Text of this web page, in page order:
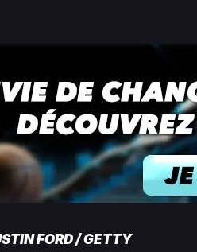
FORD / GETTY